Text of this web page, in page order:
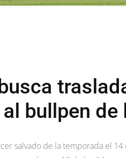
bullpen de
salvado de la temporada el